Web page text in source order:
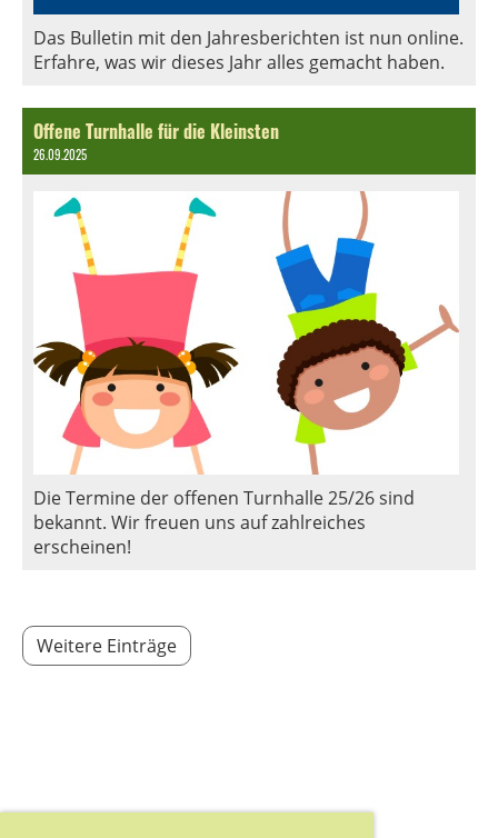
Das Bulletin mit den Jahresberichten ist nun online.
Erfahre, was wir dieses Jahr alles gemacht haben.
Offene Turnhalle für die Kleinsten
26.09.2025
Die Termine der offenen Turnhalle 25/26 sind
bekannt. Wir freuen uns auf zahlreiches
erscheinen!
Weitere Einträge